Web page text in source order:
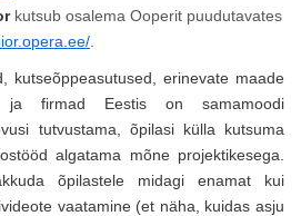
kutsub osalema Ooperit puudutavates
kutseõppeasutused, erinevate maade
ja firmad Eestis on samamoodi
tutvustama, õpilasi külla kutsuma
algatama mõne projektikesega.
õpilastele midagi enamat kui
vaatamine (et näha, kuidas asju